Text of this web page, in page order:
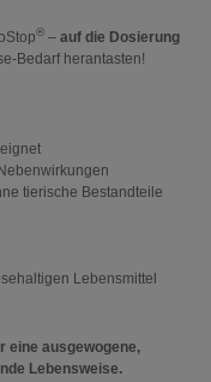
®– auf die Dosierung
Bedarf herantasten!
tierische Bestandteile
Lebensmittel
eine ausgewogene,
Lebensweise.